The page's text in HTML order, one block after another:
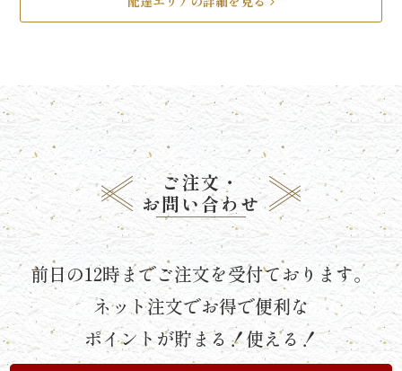
石》
シ
リ
ー
ズ
ま
つ
り
ご注文・
お問い合わせ
前日の12時までご注文を受付ております。
ネット注文でお得で便利な
ポイントが貯まる！使える！